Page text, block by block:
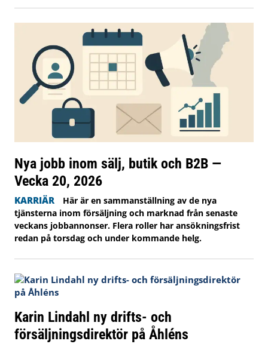
Nya jobb inom sälj, butik och B2B —
Vecka 20, 2026
KARRIÄR
Här är en sammanställning av de nya
tjänsterna inom försäljning och marknad från senaste
veckans jobbannonser. Flera roller har ansökningsfrist
redan på torsdag och under kommande helg.
Karin Lindahl ny drifts- och
försäljningsdirektör på Åhléns